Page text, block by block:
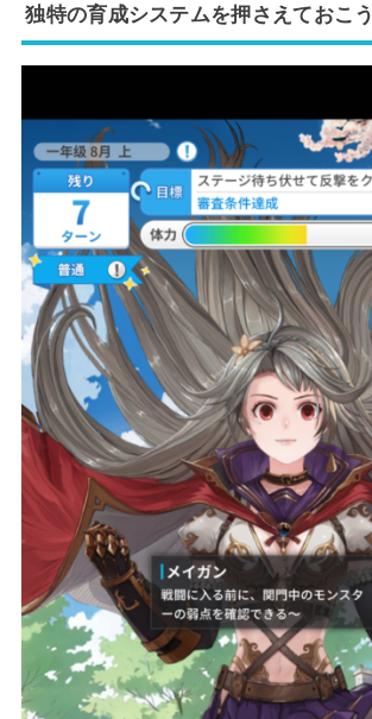
独特の育成システムを押さえておこう